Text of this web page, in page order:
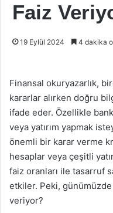
Faiz
19 Eylül 2024 4 dakika
Finansal okuryazarlık,
kararlar alırken doğru
ifade eder. Özellikle
veya yatırım yapmak
önemli bir karar verme
hesaplar veya çeşitli
faiz oranları ile tasarruf
etkiler. Peki,
veriyor?